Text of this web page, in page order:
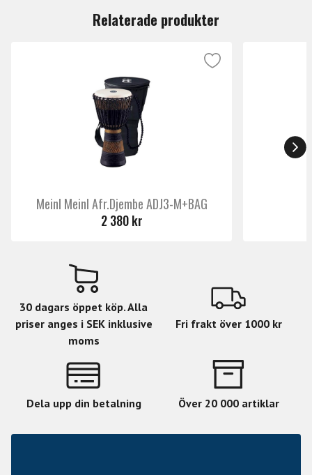
Relaterade produkter
Meinl Meinl Afr.Djembe ADJ3-M+BAG
2 380 kr
30 dagars öppet köp. Alla
priser anges i SEK inklusive
moms
Fri frakt över 1000 kr
Dela upp din betalning Över 20 000 artiklar